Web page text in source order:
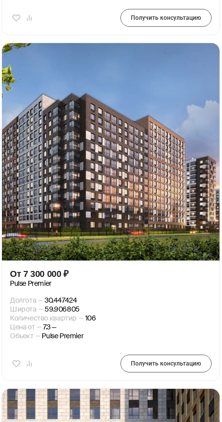
Получить консультацию
От 7 300 000 ₽
Pulse Premier
Долгота — 30.447424
Широта — 59.906805
Количество квартир — 106
Цена от — 7.3 —
Объект — Pulse Premier
Получить консультацию